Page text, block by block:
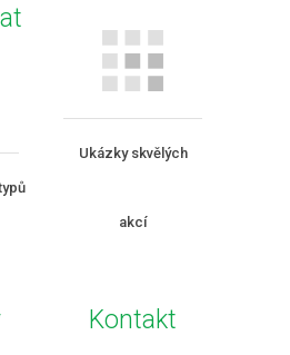
Ukázky skvělých
akcí
Kontakt